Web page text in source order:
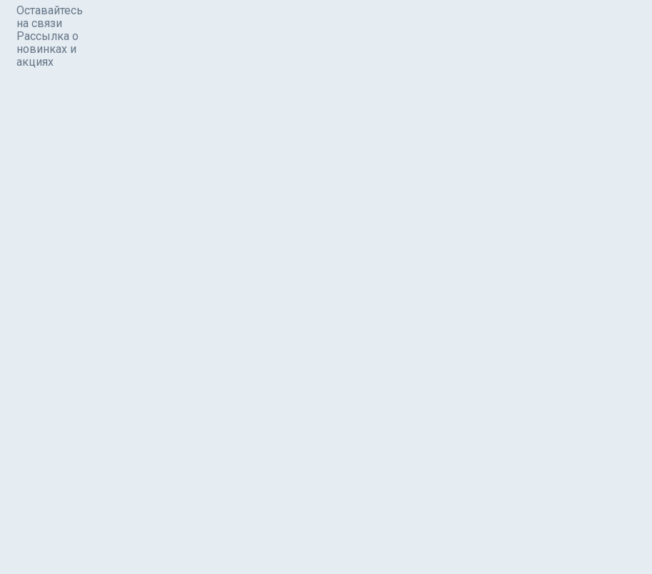
Оставайтесь
на связи
Рассылка о
новинках и
акциях